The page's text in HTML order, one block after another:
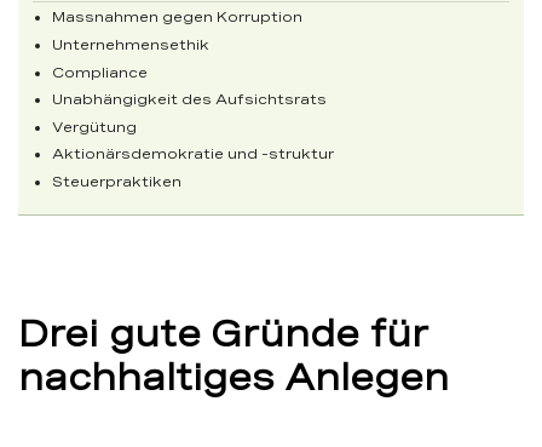
Massnahmen gegen Korruption
Unternehmensethik
Compliance
Unabhängigkeit des Aufsichtsrats
Vergütung
Aktionärsdemokratie und -struktur
Steuerpraktiken
Drei gute Gründe für
nachhaltiges Anlegen